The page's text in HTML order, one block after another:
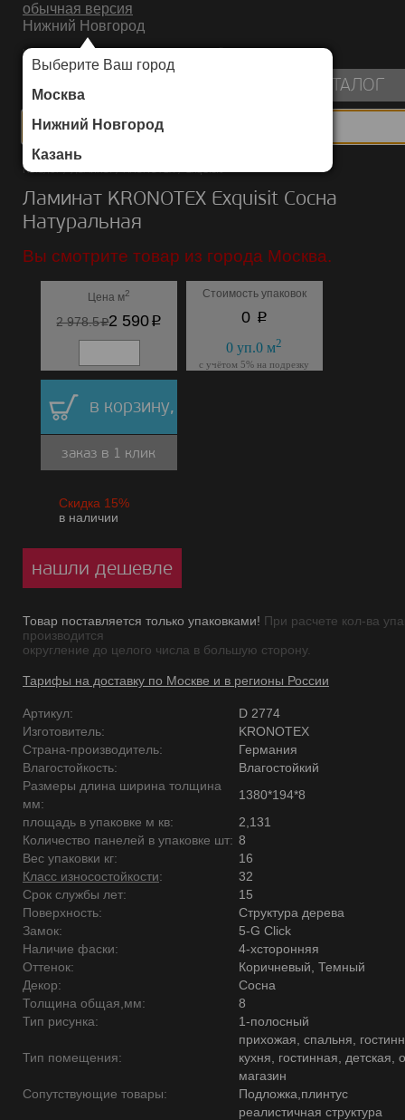
обычная версия
Нижний Новгород
Выберите Ваш город
Москва
Нижний Новгород
Казань
ИНТЕРНЕТ-МАГАЗИН НАПОЛЬНЫХ ПОКРЫТИЙ
КАТАЛОГ
Каталог/Ламинат/KRONOTEX/Exquisit
Ламинат KRONOTEX Exquisit Сосна
Натуральная
Вы смотрите товар из города Москва.
Цена м2
2 978.5p2 590p
Стоимость упаковок
0 p
0 уп.0 м2
с учётом 5% на подрезку
в корзину,
заказ в 1 клик
Скидка 15%
в наличии
нашли дешевле
Товар поставляется только упаковками! При расчете кол-ва
производится
округление до целого числа в большую сторону.
Тарифы на доставку по Москве и в регионы России
Артикул:
D 2774
Изготовитель:
KRONOTEX
Страна-производитель:
Германия
Влагостойкость:
Влагостойкий
Размеры длина ширина толщина
мм:
1380*194*8
площадь в упаковке м кв:
2,131
Количество панелей в упаковке шт: 8
Вес упаковки кг:
16
Класс износостойкости:
32
Срок службы лет:
15
Поверхность:
Структура дерева
Замок:
5-G Click
Наличие фаски:
4-хсторонняя
Оттенок:
Коричневый, Темный
Декор:
Сосна
Толщина общая,мм:
8
Тип рисунка:
1-полосный
Тип помещения:
прихожая, спальня,
кухня, гостинная, детская,
магазин
Сопутствующие товары:
Подложка,плинтус
реалистичная структура